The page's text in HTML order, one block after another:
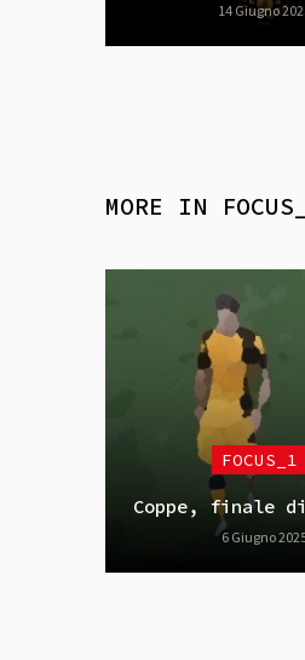
14 Giugno
MORE IN
FOCUS_1
Coppe, finale
6 Giugno